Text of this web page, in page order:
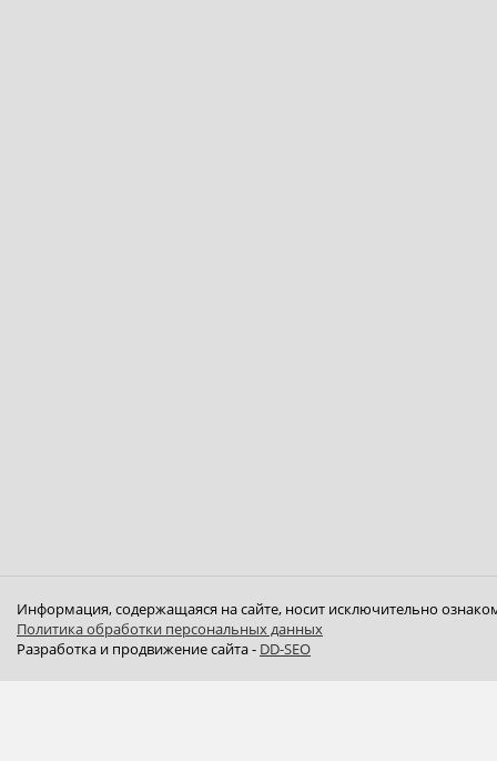
Информация, содержащаяся на сайте, носит исключительно
Политика обработки персональных данных
Разработка и продвижение сайта - DD-SEO